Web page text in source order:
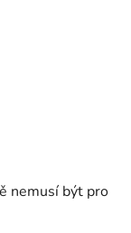
nemusí být pro